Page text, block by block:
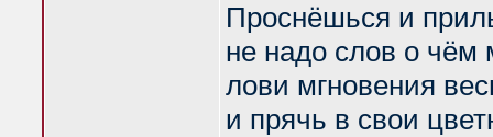
Проснёшься и
не надо слов о чём
лови мгновения
и прячь в свои